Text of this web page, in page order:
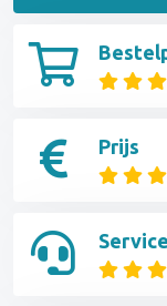
Prijs
Service